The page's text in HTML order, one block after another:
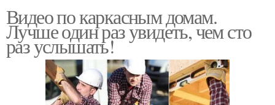
Видео по каркасным домам.
Лучше один раз увидеть, чем сто
раз услышать!